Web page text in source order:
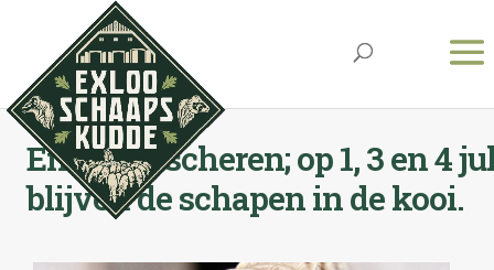
Enten en scheren; op 1, 3 en 4
blijven de schapen in de kooi.